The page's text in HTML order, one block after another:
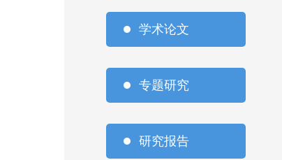
学术论文
专题研究
研究报告